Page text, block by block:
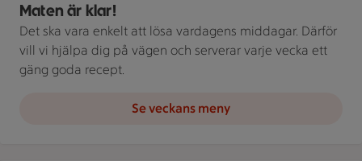
Maten är klar!
Det ska vara enkelt att lösa vardagens middagar. Därför
vill vi hjälpa dig på vägen och serverar varje vecka ett
gäng goda recept.
Se veckans meny